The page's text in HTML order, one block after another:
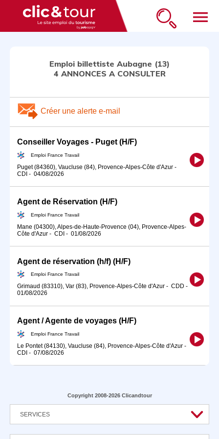
menu
Emploi billettiste Aubagne (13)
4 ANNONCES A CONSULTER
Créer une alerte e-mail
Conseiller Voyages - Puget (H/F)
Emploi France Travail
Puget (84360), Vaucluse (84), Provence-Alpes-Côte d'Azur -
CDI - 04/08/2026
Agent de Réservation (H/F)
Emploi France Travail
Mane (04300), Alpes-de-Haute-Provence (04), Provence-Alpes-
Côte d'Azur - CDI - 01/08/2026
Agent de réservation (h/f) (H/F)
Emploi France Travail
Grimaud (83310), Var (83), Provence-Alpes-Côte d'Azur - CDD -
01/08/2026
Agent / Agente de voyages (H/F)
Emploi France Travail
Le Pontet (84130), Vaucluse (84), Provence-Alpes-Côte d'Azur -
CDI - 07/08/2026
Copyright 2008-2026 Clicandtour
SERVICES